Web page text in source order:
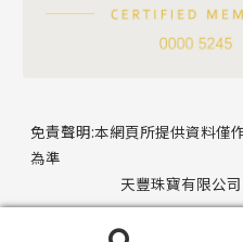
免責聲明:本網頁所提供資料僅
為準
天豐珠寶有限公